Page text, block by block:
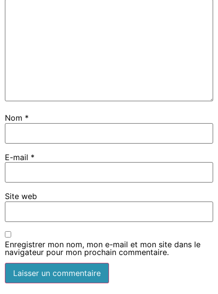
Nom *
E-mail *
Site web
Enregistrer mon nom, mon e-mail et mon site dans le
navigateur pour mon prochain commentaire.